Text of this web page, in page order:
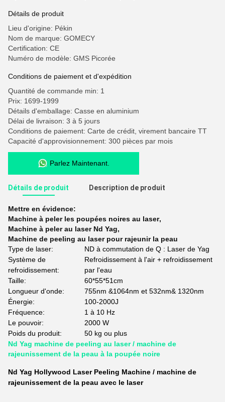
Détails de produit
Lieu d'origine: Pékin
Nom de marque: GOMECY
Certification: CE
Numéro de modèle: GMS Picorée
Conditions de paiement et d'expédition
Quantité de commande min: 1
Prix: 1699-1999
Détails d'emballage: Casse en aluminium
Délai de livraison: 3 à 5 jours
Conditions de paiement: Carte de crédit, virement bancaire TT
Capacité d'approvisionnement: 300 pièces par mois
Parlez Maintenant.
Détails de produit Description de produit
Mettre en évidence:
Machine à peler les poupées noires au laser,
Machine à peler au laser Nd Yag,
Machine de peeling au laser pour rajeunir la peau
Type de laser:
ND à commutation de Q : Laser de Yag
Système de
refroidissement:
Refroidissement à l'air + refroidissement
par l'eau
Taille:
60*55*51cm
Longueur d'onde:
755nm &1064nm et 532nm& 1320nm
Énergie:
100-2000J
Fréquence:
1 à 10 Hz
Le pouvoir:
2000 W
Poids du produit:
50 kg ou plus
Nd Yag machine de peeling au laser / machine de
rajeunissement de la peau à la poupée noire
Nd Yag Hollywood Laser Peeling Machine / machine de
rajeunissement de la peau avec le laser